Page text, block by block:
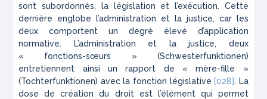
sont subordonnés, la législation et l’exécution. Cette
dernière englobe l’administration et la justice, car les
deux comportent un degré élevé d’application
normative. L’administration et la justice, deux
« fonctions-sœurs » (Schwesterfunktionen)
entretiennent ainsi un rapport de « mère-fille »
(Tochterfunktionen) avec la fonction législative[028]. La
dose de création du droit est l’élément qui permet